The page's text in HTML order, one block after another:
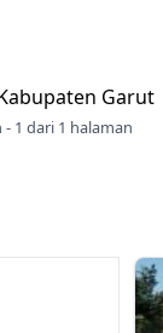
Garut
1 dari 1 halaman